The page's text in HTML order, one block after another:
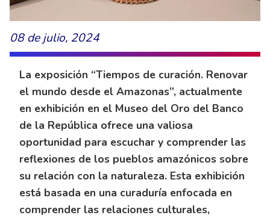
08 de julio, 2024
La exposición “Tiempos de curación. Renovar
el mundo desde el Amazonas”, actualmente
en exhibición en el Museo del Oro del Banco
de la República ofrece una valiosa
oportunidad para escuchar y comprender las
reflexiones de los pueblos amazónicos sobre
su relación con la naturaleza. Esta exhibición
está basada en una curaduría enfocada en
comprender las relaciones culturales,